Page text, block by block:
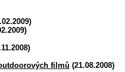
filmů (21.08.2008)